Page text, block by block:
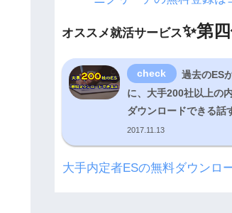
オススメ就活サービス✨第
過去のES
に、大手200社以上の
ダウンロードできる話
2017.11.13
大手内定者ESの無料ダウンロ